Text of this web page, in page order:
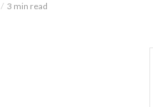
3 min read